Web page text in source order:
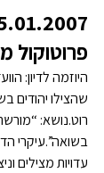
פרוטוקול מס׳
היוזמה לדיון:
שהצילו יהודים
רוט.נושא:
בשואה”.עיקרי
עדויות מצילים